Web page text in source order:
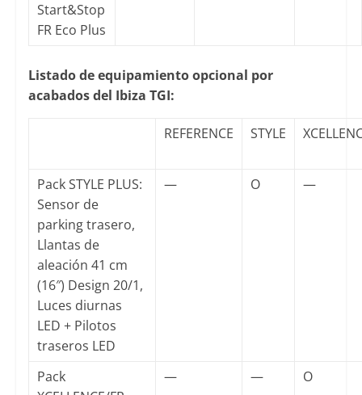
Start&Stop
FR Eco Plus
Listado de equipamiento opcional por
acabados del Ibiza TGI:
REFERENCE STYLE
Pack STYLE PLUS:
Sensor de
parking trasero,
Llantas de
aleación 41 cm
(16″) Design 20/1,
Luces diurnas
LED + Pilotos
traseros LED
— O —
Pack
— — O